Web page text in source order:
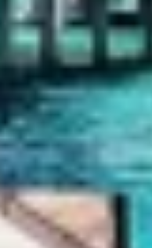
Mesurer la
Mesurer la
Comprendre les
statistiques ou de
provenant de
Développer et
Utiliser des données
sélectionner le contenu
Caractéristiques spéciales de
Utiliser des données
précises